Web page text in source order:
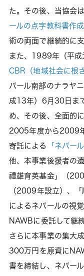
た。その後、当協会
ールの点字教科書作
術の両面で継続的に
また、1989年（平成
CBR（地域社会に根
パール南部のナラヤ
成13年）6月30日ま
め、その後、全面的
2005年度から2009
寄託による
「ネパー
他、本事業後援者の
禮雄育英基金」（
（2009年設立）、
によるネパールの視
NAWBに委託して継
さらに本事業の集大
300万円を原資に
書を締結し、ネパー